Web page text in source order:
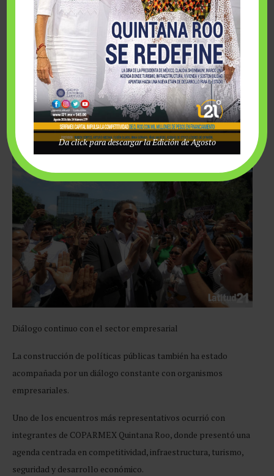
elevar la calidad del servicio y consolidar un turismo cada vez
más competitivo.
A ello se suman propuestas para combatir los fraudes
digitales que afectan al sector turístico, fortalecer la
promoción de destinos, mejorar la coordinación institucional y
generar condiciones que otorguen mayor certidumbre a la
inversión.
Diálogo continuo con el sector empresarial
La construcción de políticas públicas también ha estado
acompañada por un diálogo constante con organismos
empresariales.
Uno de los encuentros más representativos ocurrió con
integrantes de COPARMEX Quintana Roo, donde presentó una
agenda centrada en competitividad, infraestructura, turismo,
seguridad y desarrollo económico.
Da click para descargar la Edición de Agosto